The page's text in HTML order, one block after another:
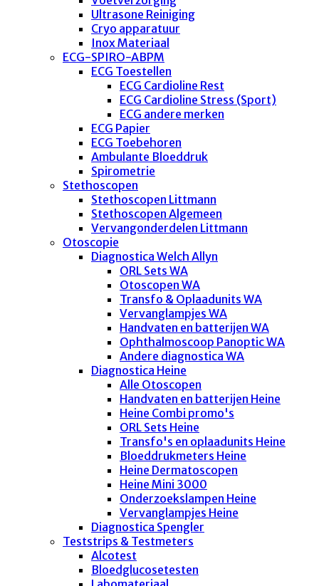
Ultrasone Reiniging
Cryo apparatuur
Inox Materiaal
ECG-SPIRO-ABPM
ECG Toestellen
ECG Cardioline Rest
ECG Cardioline Stress (Sport)
ECG andere merken
ECG Papier
ECG Toebehoren
Ambulante Bloeddruk
Spirometrie
Stethoscopen
Stethoscopen Littmann
Stethoscopen Algemeen
Vervangonderdelen Littmann
Otoscopie
Diagnostica Welch Allyn
ORL Sets WA
Otoscopen WA
Transfo & Oplaadunits WA
Vervanglampjes WA
Handvaten en batterijen WA
Ophthalmoscoop Panoptic WA
Andere diagnostica WA
Diagnostica Heine
Alle Otoscopen
Handvaten en batterijen Heine
Heine Combi promo's
ORL Sets Heine
Transfo's en oplaadunits Heine
Bloeddrukmeters Heine
Heine Dermatoscopen
Heine Mini 3000
Onderzoekslampen Heine
Vervanglampjes Heine
Diagnostica Spengler
Teststrips & Testmeters
Alcotest
Bloedglucosetesten